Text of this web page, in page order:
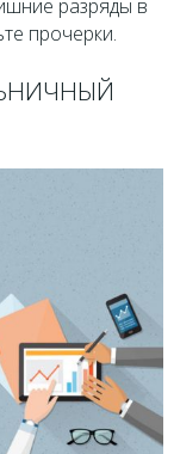
разряды в
прочерки.